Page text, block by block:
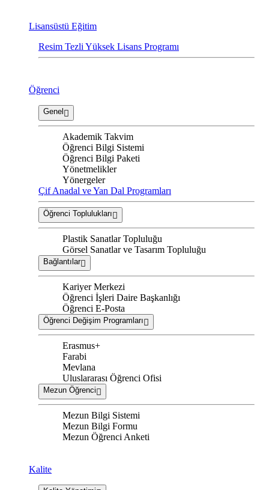
Lisansüstü Eğitim
Resim Tezli Yüksek Lisans Programı
Öğrenci
Genel
Akademik Takvim
Öğrenci Bilgi Sistemi
Öğrenci Bilgi Paketi
Yönetmelikler
Yönergeler
Çif Anadal ve Yan Dal Programları
Öğrenci Toplulukları
Plastik Sanatlar Topluluğu
Görsel Sanatlar ve Tasarım Topluluğu
Bağlantılar
Kariyer Merkezi
Öğrenci İşleri Daire Başkanlığı
Öğrenci E-Posta
Öğrenci Değişim Programları
Erasmus+
Farabi
Mevlana
Uluslararası Öğrenci Ofisi
Mezun Öğrenci
Mezun Bilgi Sistemi
Mezun Bilgi Formu
Mezun Öğrenci Anketi
Kalite